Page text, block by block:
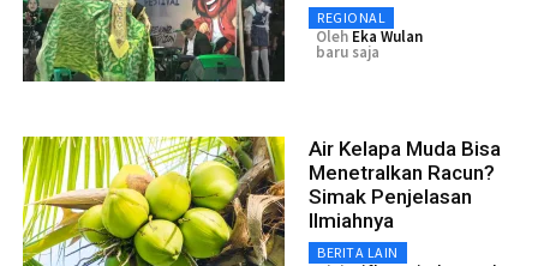
REGIONAL
Oleh Eka Wulan
baru saja
Air Kelapa Muda Bisa
Menetralkan Racun?
Simak Penjelasan
Ilmiahnya
BERITA LAIN